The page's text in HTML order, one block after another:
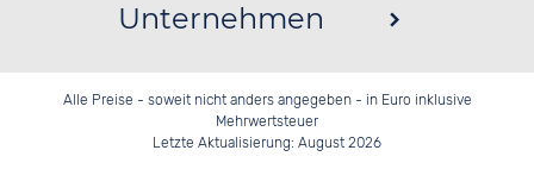
Unternehmen
Alle Preise - soweit nicht anders angegeben - in Euro inklusive
Mehrwertsteuer
Letzte Aktualisierung: August 2026